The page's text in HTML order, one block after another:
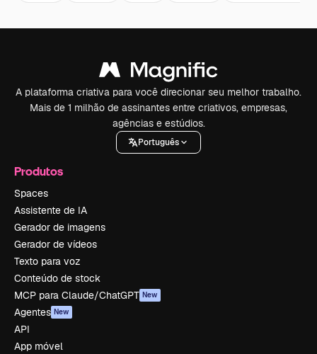
A plataforma criativa para você direcionar seu melhor trabalho.
Mais de 1 milhão de assinantes entre criativos, empresas,
agências e estúdios.
Português
Produtos
Spaces
Assistente de IA
Gerador de imagens
Gerador de vídeos
Texto para voz
Conteúdo de stock
MCP para Claude/ChatGPT New
Agentes New
API
App móvel